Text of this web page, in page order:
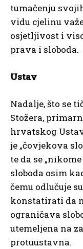
tumačenju
vidu cjelinu
osjetljivost i
prava i sloboda.
Ustav
Nadalje, što se
Stožera,
hrvatskog
je „čovjekova
te da se
sloboda osim
čemu odlučuje
konstatirati da
ograničava
utemeljena na
protuustavna.